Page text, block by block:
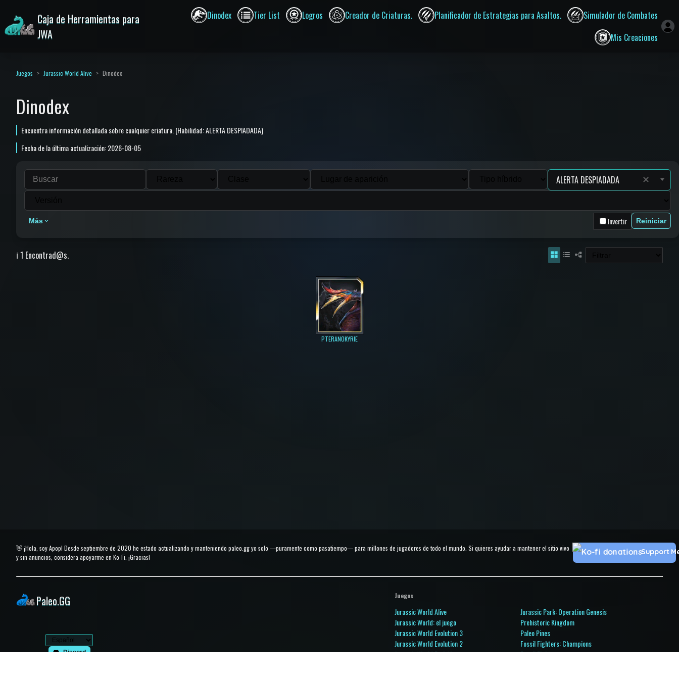
Caja de Herramientas para
JWA
Dinodex Tier List Logros Creador de Criaturas. Planificador de Estrategias para Asaltos.
Simulador de Combates
Mis Creaciones
Juegos Jurassic World Alive Dinodex
Dinodex
Encuentra información detallada sobre cualquier criatura. (Habilidad: ALERTA DESPIADADA)
Fecha de la última actualización: 2026-08-05
✕
Más Invertir Reiniciar
ℹ️ 1 Encontrad@s.
PTERANOKYRIE
👋 ¡Hola, soy Apop! Desde septiembre de 2020 he estado actualizando y manteniendo paleo.gg yo solo —puramente como pasatiempo— para millones de jugadores de todo el mundo. Si quieres ayudar a mantener el sitio vivo
y sin anuncios, considera apoyarme en Ko-Fi. ¡Gracias!
Support
Paleo.GG
Discord
Juegos
Jurassic World Alive
Jurassic World: el juego
Jurassic World Evolution 3
Jurassic World Evolution 2
Jurassic World Evolution
Jurassic Park: Operation Genesis
Prehistoric Kingdom
Paleo Pines
Fossil Fighters: Champions
Fossil Fighters